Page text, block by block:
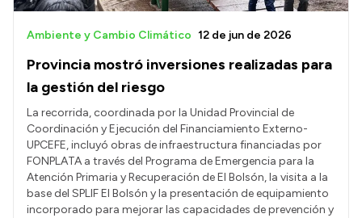
Provincia mostró inversiones realizadas para
la gestión del riesgo
Ambiente y Cambio Climático 12 de jun de 2026
La recorrida, coordinada por la Unidad Provincial de
Coordinación y Ejecución del Financiamiento Externo-
UPCEFE, incluyó obras de infraestructura financiadas por
FONPLATA a través del Programa de Emergencia para la
Atención Primaria y Recuperación de El Bolsón, la visita a la
base del SPLIF El Bolsón y la presentación de equipamiento
incorporado para mejorar las capacidades de prevención y